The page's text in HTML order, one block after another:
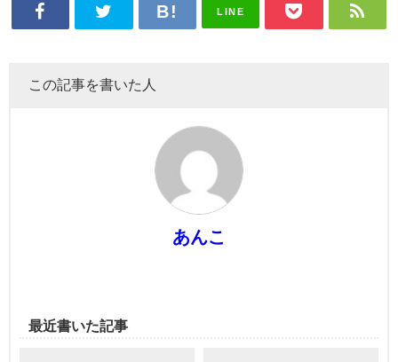
LINE
この記事を書いた人
あんこ
最近書いた記事